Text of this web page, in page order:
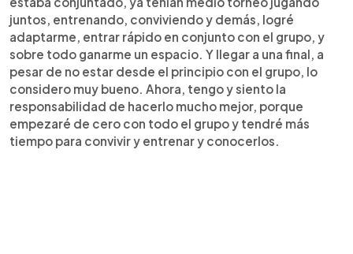
juntos, entrenando, conviviendo y demás, logré
adaptarme, entrar rápido en conjunto con el grupo, y
sobre todo ganarme un espacio. Y llegar a una final, a
pesar de no estar desde el principio con el grupo, lo
considero muy bueno. Ahora, tengo y siento la
responsabilidad de hacerlo mucho mejor, porque
empezaré de cero con todo el grupo y tendré más
tiempo para convivir y entrenar y conocerlos.